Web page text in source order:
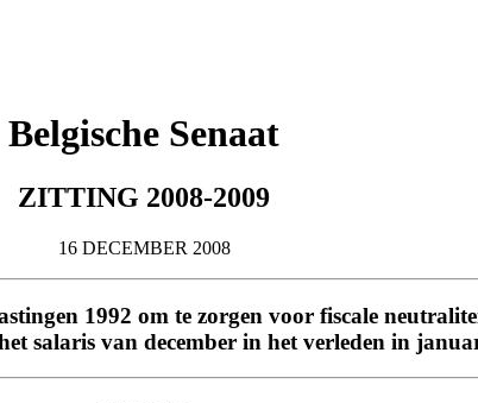
Belgische Senaat
ZITTING 2008-2009
16 DECEMBER 2008
1992 om te zorgen voor fiscale
salaris van december in het verleden in